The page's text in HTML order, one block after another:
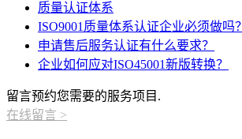
质量认证体系
ISO9001质量体系认证企业必须做吗？
申请售后服务认证有什么要求？
企业如何应对ISO45001新版转换？
留言预约您需要的服务项目.
在线留言 >